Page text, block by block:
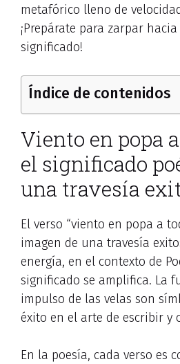
metafórico lleno de
¡Prepárate para zarpar
significado!
Índice de contenidos
Viento en popa
el significado
una travesía
El verso “viento en popa a
imagen de una travesía
energía, en el contexto de
significado se amplifica. La
impulso de las velas son
éxito en el arte de escribir y
En la poesía, cada verso es